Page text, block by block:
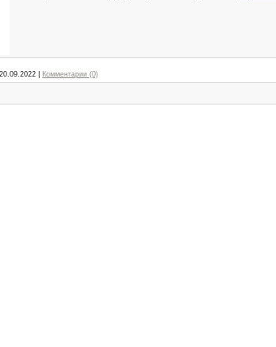
20.09.2022 Комментарии (0)